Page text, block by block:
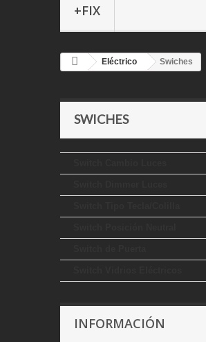
+FIX
Eléctrico Swiches
SWICHES
INFORMACIÓN